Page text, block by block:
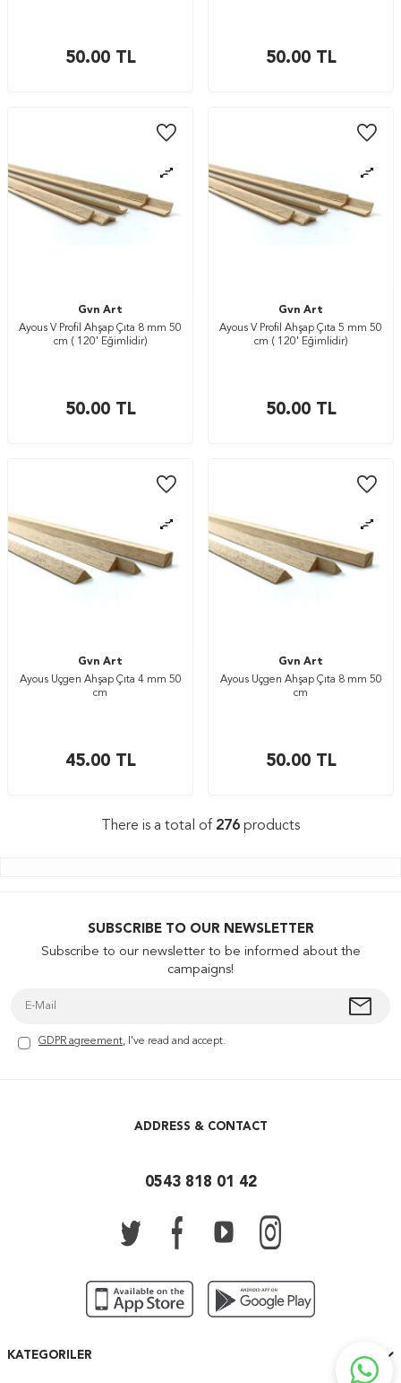
50.00TL 50.00TL
Gvn Art
Ayous V Profil Ahşap Çıta 8 mm 50
cm ( 120' Eğimlidir)
50.00TL
Gvn Art
Ayous V Profil Ahşap Çıta 5 mm 50
cm ( 120' Eğimlidir)
50.00TL
Gvn Art
Ayous Üçgen Ahşap Çıta 4 mm 50
cm
45.00TL
Gvn Art
Ayous Üçgen Ahşap Çıta 8 mm 50
cm
50.00TL
There is a total of 276 products
SUBSCRIBE TO OUR NEWSLETTER
Subscribe to our newsletter to be informed about the
campaigns!
GDPR agreement, I've read and accept.
ADDRESS & CONTACT
0543 818 01 42
KATEGORILER